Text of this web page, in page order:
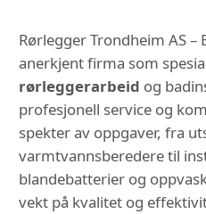
Rørlegger Trondheim AS –
anerkjent firma som
rørleggerarbeid og
profesjonell service og
spekter av oppgaver, fra
varmtvannsberedere til
blandebatterier og
vekt på kvalitet og